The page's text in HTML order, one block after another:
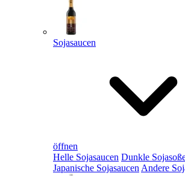
Sojasaucen
öffnen
Helle Sojasaucen Dunkle
Japanische Sojasaucen Andere